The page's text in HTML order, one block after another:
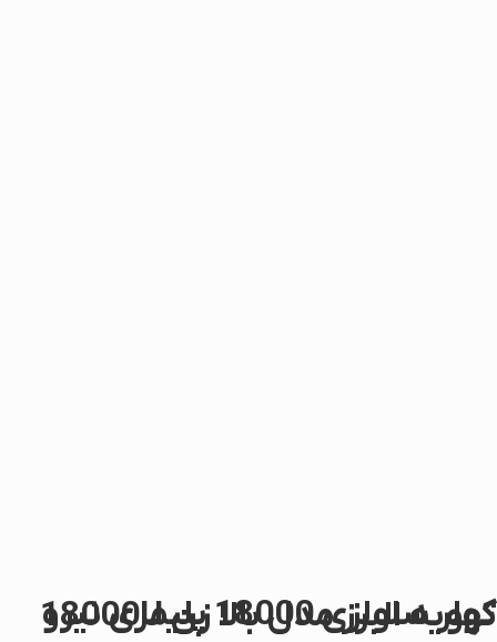
کولر سلولزی 18000 پلیمری نیرو تهویه البرز مدل بالا زن 18000U